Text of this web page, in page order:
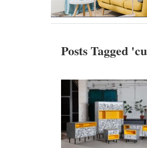
Posts Tagged '